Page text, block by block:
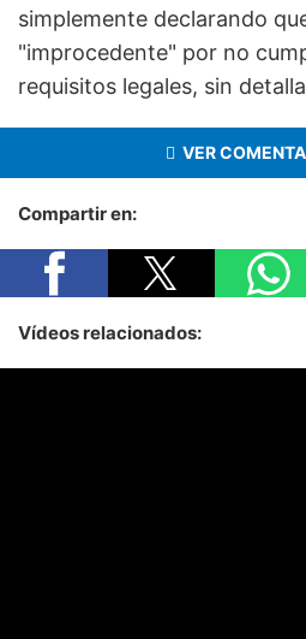
simplemente declarando
"improcedente" por no
requisitos legales, sin
VER
Compartir en:
Vídeos relacionados: